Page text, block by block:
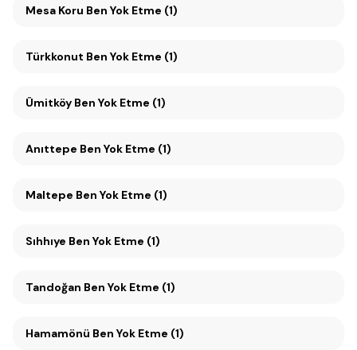
Mesa Koru Ben Yok Etme (1)
Türkkonut Ben Yok Etme (1)
Ümitköy Ben Yok Etme (1)
Anıttepe Ben Yok Etme (1)
Maltepe Ben Yok Etme (1)
Sıhhıye Ben Yok Etme (1)
Tandoğan Ben Yok Etme (1)
Hamamönü Ben Yok Etme (1)